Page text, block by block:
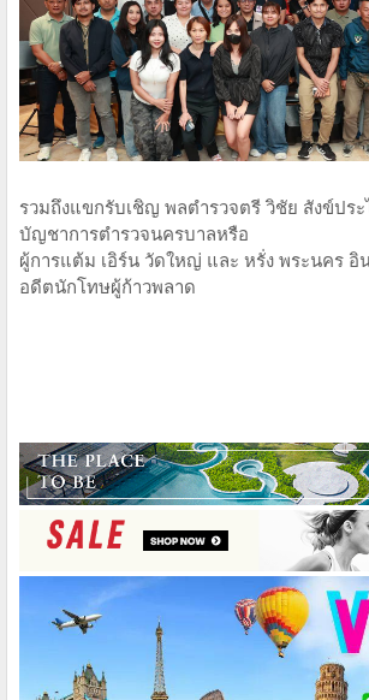
รวมถึงแขกรับเชิญ พลตำรวจตรี วิชัย สังข์ปร
บัญชาการตำรวจนครบาลหรือ
ผู้การแต้ม เอิร์น วัดใหญ่ และ หรั่ง พระนคร อิ
อดีตนักโทษผู้ก้าวพลาด